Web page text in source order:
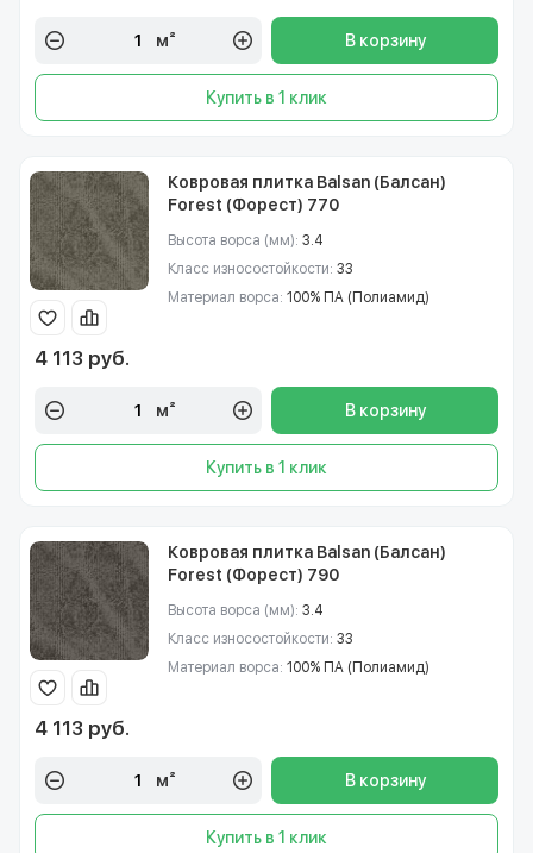
м² В корзину
Купить в 1 клик
Ковровая плитка Balsan (Балсан)
Forest (Форест) 770
Высота ворса (мм): 3.4
Класс износостойкости: 33
Материал ворса: 100% ПА (Полиамид)
4 113 руб.
м² В корзину
Купить в 1 клик
Ковровая плитка Balsan (Балсан)
Forest (Форест) 790
Высота ворса (мм): 3.4
Класс износостойкости: 33
Материал ворса: 100% ПА (Полиамид)
4 113 руб.
м² В корзину
Купить в 1 клик